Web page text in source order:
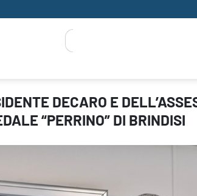
PENTASSUGLIA ALL’OSPEDALE
DECARO E
“PERRINO” DI BRINDISI